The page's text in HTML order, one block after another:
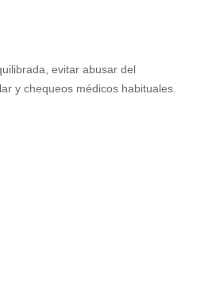
evitar abusar del
y chequeos médicos habituales.